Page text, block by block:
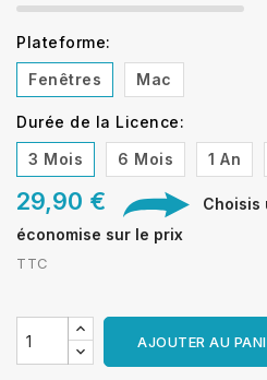
Plateforme:
Fenêtres
Mac
Durée de la Licence:
3 Mois
6 Mois 1 An
29,90 €
Choisis
économise sur le prix
TTC
AJOUTER AU